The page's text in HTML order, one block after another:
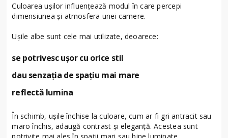
Culoarea ușilor influențează modul în care percepi
dimensiunea și atmosfera unei camere.
Ușile albe sunt cele mai utilizate, deoarece:
se potrivesc ușor cu orice stil
dau senzația de spațiu mai mare
reflectă lumina
În schimb, ușile închise la culoare, cum ar fi gri antracit sau
maro închis, adaugă contrast și eleganță. Acestea sunt
potrivite mai ales în spații mari sau bine luminate.